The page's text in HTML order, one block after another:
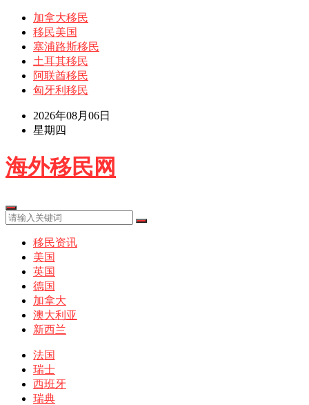
加拿大移民
移民美国
塞浦路斯移民
土耳其移民
阿联酋移民
匈牙利移民
2026年08月06日
星期四
海外移民网
移民资讯
美国
英国
德国
加拿大
澳大利亚
新西兰
法国
瑞士
西班牙
瑞典